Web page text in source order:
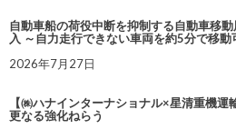
自動車船の荷役中断を抑制する自動車移
入 ～自力走行できない車両を約5分で移動
2026年7月27日
【㈱ハナインターナショナル×星清重機
更なる強化ねらう